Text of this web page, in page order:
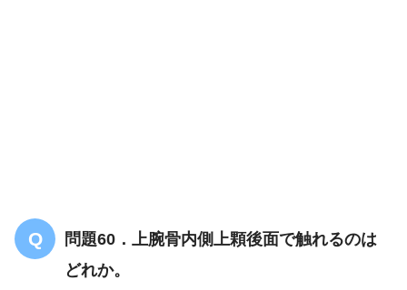
問題60．上腕骨内側上顆後面で触れるのは
どれか。